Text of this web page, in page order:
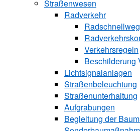
Straßenwesen
Radverkehr
Verkehrsregeln
Beschilderung
Lichtsignalanlagen
Straßenbeleuchtung
Straßenunterhaltung
Aufgrabungen
Begleitung der